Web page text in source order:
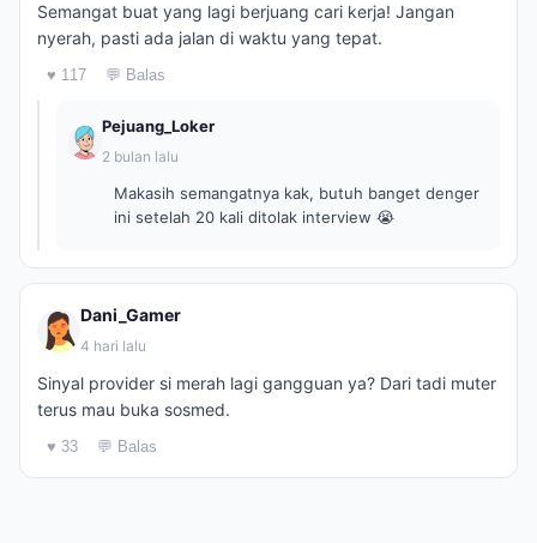
Semangat buat yang lagi berjuang cari kerja! Jangan
nyerah, pasti ada jalan di waktu yang tepat.
♥ 117 💬 Balas
Pejuang_Loker
2 bulan lalu
Makasih semangatnya kak, butuh banget denger
ini setelah 20 kali ditolak interview 😭
Dani_Gamer
4 hari lalu
Sinyal provider si merah lagi gangguan ya? Dari tadi muter
terus mau buka sosmed.
♥ 33 💬 Balas